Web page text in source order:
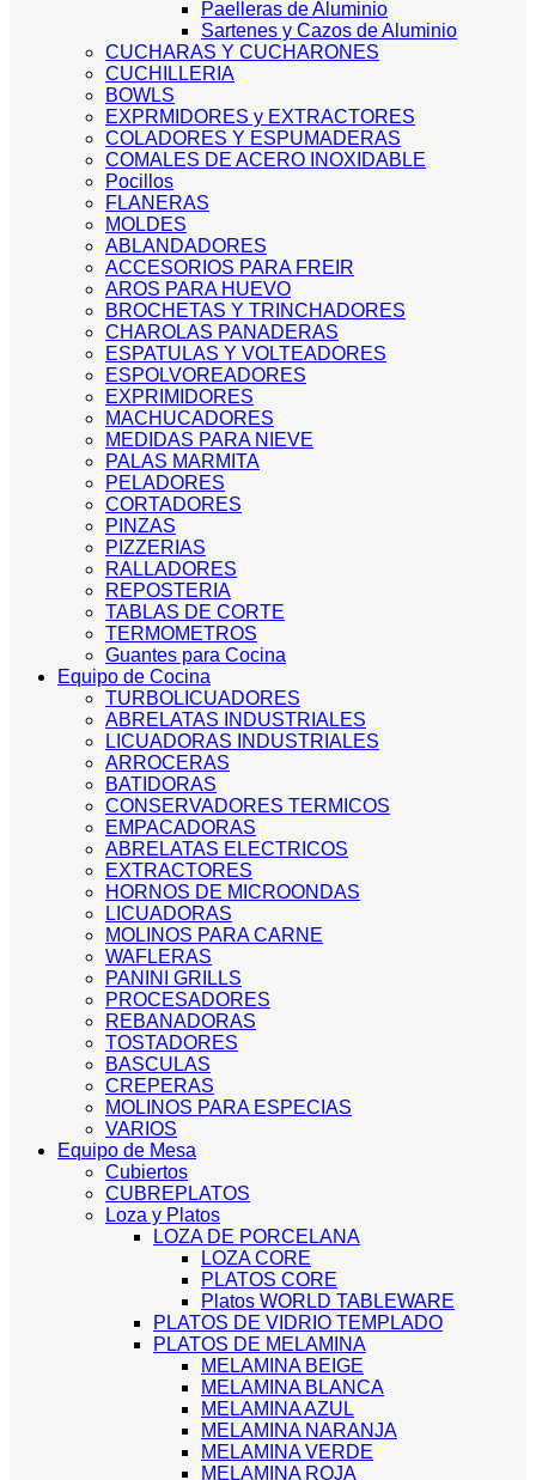
Paelleras de Aluminio
Sartenes y Cazos de Aluminio
CUCHARAS Y CUCHARONES
CUCHILLERIA
BOWLS
EXPRMIDORES y EXTRACTORES
COLADORES Y ESPUMADERAS
COMALES DE ACERO INOXIDABLE
Pocillos
FLANERAS
MOLDES
ABLANDADORES
ACCESORIOS PARA FREIR
AROS PARA HUEVO
BROCHETAS Y TRINCHADORES
CHAROLAS PANADERAS
ESPATULAS Y VOLTEADORES
ESPOLVOREADORES
EXPRIMIDORES
MACHUCADORES
MEDIDAS PARA NIEVE
PALAS MARMITA
PELADORES
CORTADORES
PINZAS
PIZZERIAS
RALLADORES
REPOSTERIA
TABLAS DE CORTE
TERMOMETROS
Guantes para Cocina
Equipo de Cocina
TURBOLICUADORES
ABRELATAS INDUSTRIALES
LICUADORAS INDUSTRIALES
ARROCERAS
BATIDORAS
CONSERVADORES TERMICOS
EMPACADORAS
ABRELATAS ELECTRICOS
EXTRACTORES
HORNOS DE MICROONDAS
LICUADORAS
MOLINOS PARA CARNE
WAFLERAS
PANINI GRILLS
PROCESADORES
REBANADORAS
TOSTADORES
BASCULAS
CREPERAS
MOLINOS PARA ESPECIAS
VARIOS
Equipo de Mesa
Cubiertos
CUBREPLATOS
Loza y Platos
LOZA DE PORCELANA
LOZA CORE
PLATOS CORE
Platos WORLD TABLEWARE
PLATOS DE VIDRIO TEMPLADO
PLATOS DE MELAMINA
MELAMINA BEIGE
MELAMINA BLANCA
MELAMINA AZUL
MELAMINA NARANJA
MELAMINA VERDE
MELAMINA ROJA